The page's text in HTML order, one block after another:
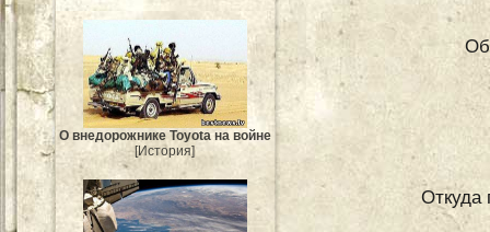
О внедорожнике Toyota на войне
[История]
Откуда